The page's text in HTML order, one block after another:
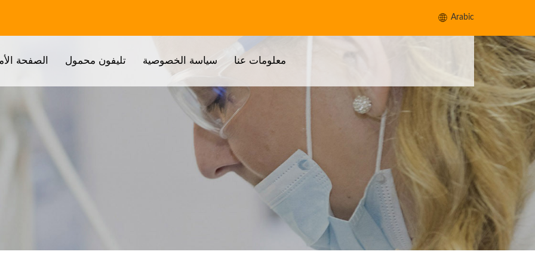
Arabic
الصفحة تليفون محمول سياسة الخصوصية معلومات عنا